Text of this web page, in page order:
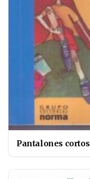
Pantalones cortos